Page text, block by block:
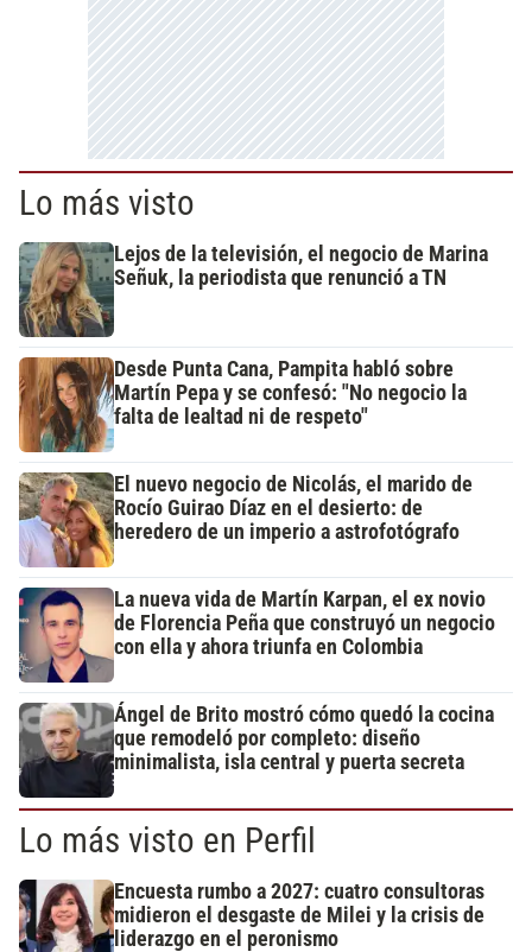
Lo más visto
Lejos de la televisión, el negocio de Marina
Señuk, la periodista que renunció a TN
Desde Punta Cana, Pampita habló sobre
Martín Pepa y se confesó: "No negocio la
falta de lealtad ni de respeto"
El nuevo negocio de Nicolás, el marido de
Rocío Guirao Díaz en el desierto: de
heredero de un imperio a astrofotógrafo
La nueva vida de Martín Karpan, el ex novio
de Florencia Peña que construyó un negocio
con ella y ahora triunfa en Colombia
Ángel de Brito mostró cómo quedó la cocina
que remodeló por completo: diseño
minimalista, isla central y puerta secreta
Lo más visto en Perfil
Encuesta rumbo a 2027: cuatro consultoras
midieron el desgaste de Milei y la crisis de
liderazgo en el peronismo